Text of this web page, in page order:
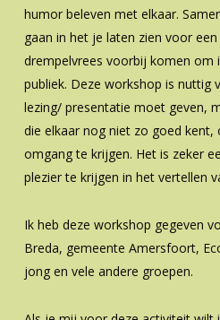
humor beleven met elkaar.
gaan in het je laten zien voor
drempelvrees voorbij komen om
publiek. Deze workshop is nuttig
lezing/ presentatie moet geven,
die elkaar nog niet zo goed kent,
omgang te krijgen. Het is zeker
plezier te krijgen in het vertellen
Ik heb deze workshop gegeven
Breda, gemeente Amersfoort,
jong en vele andere groepen.